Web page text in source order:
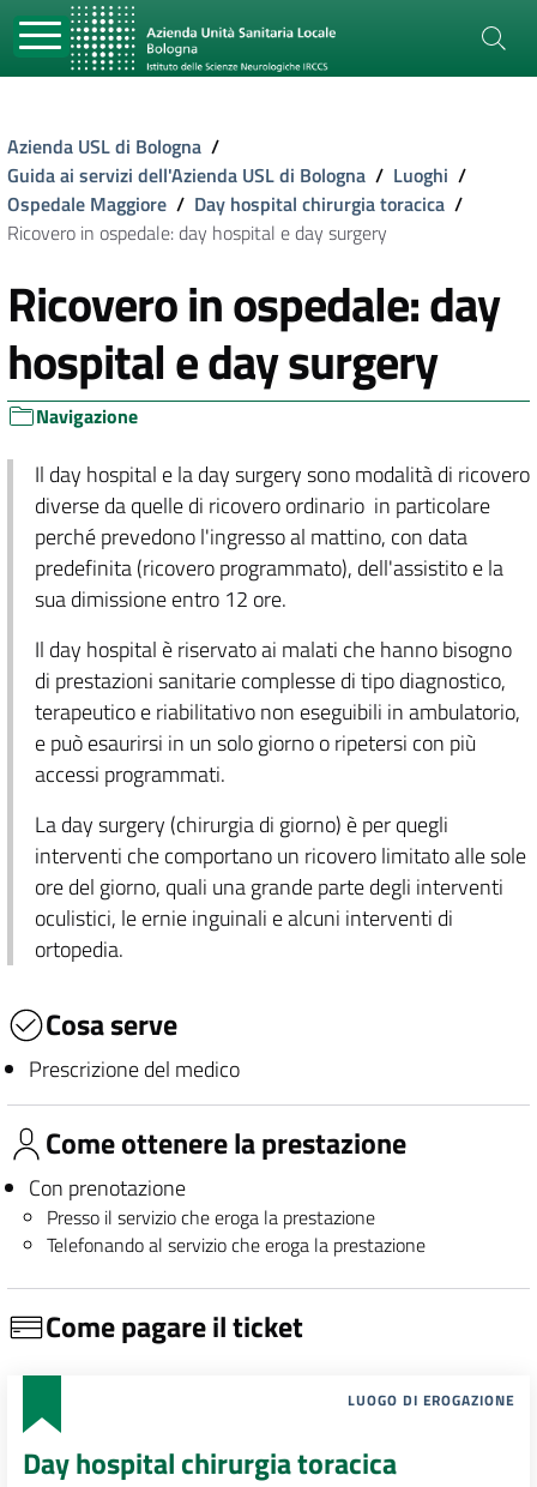
Azienda USL di Bologna /
Guida ai servizi dell'Azienda USL di Bologna / Luoghi /
Ospedale Maggiore / Day hospital chirurgia toracica /
Ricovero in ospedale: day hospital e day surgery
Ricovero in ospedale: day
hospital e day surgery
Navigazione
Il day hospital e la day surgery sono modalità di ricovero
diverse da quelle di ricovero ordinario in particolare
perché prevedono l'ingresso al mattino, con data
predefinita (ricovero programmato), dell'assistito e la
sua dimissione entro 12 ore.
Il day hospital è riservato ai malati che hanno bisogno
di prestazioni sanitarie complesse di tipo diagnostico,
terapeutico e riabilitativo non eseguibili in ambulatorio,
e può esaurirsi in un solo giorno o ripetersi con più
accessi programmati.
La day surgery (chirurgia di giorno) è per quegli
interventi che comportano un ricovero limitato alle sole
ore del giorno, quali una grande parte degli interventi
oculistici, le ernie inguinali e alcuni interventi di
ortopedia.
Cosa serve
Prescrizione del medico
Come ottenere la prestazione
Con prenotazione
Presso il servizio che eroga la prestazione
Telefonando al servizio che eroga la prestazione
Come pagare il ticket
LUOGO DI EROGAZIONE
Day hospital chirurgia toracica